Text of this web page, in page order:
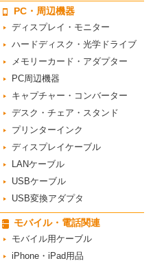
PC・周辺機器
ディスプレイ・モニター
ハードディスク・光学ドライブ
メモリーカード・アダプター
PC周辺機器
キャプチャー・コンバーター
デスク・チェア・スタンド
プリンターインク
ディスプレイケーブル
LANケーブル
USBケーブル
USB変換アダプタ
モバイル・電話関連
モバイル用ケーブル
iPhone・iPad用品